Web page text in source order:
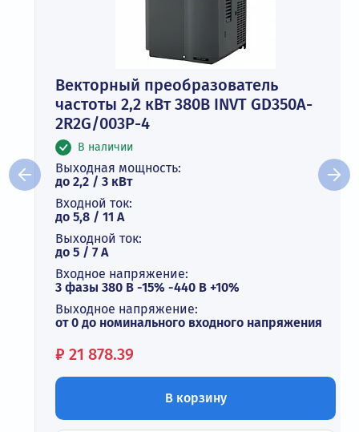
Векторный преобразователь
частоты 2,2 кВт 380В INVT GD350A-
2R2G/003P-4
В наличии
Выходная мощность:
до 2,2 / 3 кВт
Входной ток:
до 5,8 / 11 А
Выходной ток:
до 5 / 7 A
Входное напряжение:
3 фазы 380 В -15% -440 В +10%
Выходное напряжение:
от 0 до номинального входного напряжения
Цена:
₽ 21 878.39
В корзину